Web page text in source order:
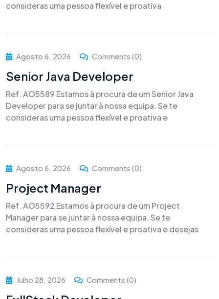
consideras uma pessoa flexível e proativa
Agosto 6, 2026 Comments (0)
Senior Java Developer
Ref. AO5589 Estamos à procura de um Senior Java
Developer para se juntar à nossa equipa. Se te
consideras uma pessoa flexível e proativa e
Agosto 6, 2026 Comments (0)
Project Manager
Ref. AO5592 Estamos à procura de um Project
Manager para se juntar à nossa equipa. Se te
consideras uma pessoa flexível e proativa e desejas
Julho 28, 2026 Comments (0)